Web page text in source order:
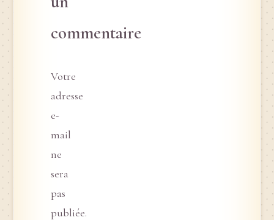
commentaire
Votre
adresse
e-
mail
ne
sera
pas
publiée.